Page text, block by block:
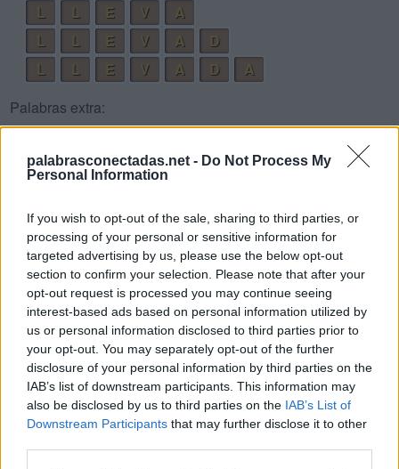
palabrasconectadas.net - Do Not Process My
Personal Information
If you wish to opt-out of the sale, sharing to third parties, or
processing of your personal or sensitive information for
targeted advertising by us, please use the below opt-out
section to confirm your selection. Please note that after your
opt-out request is processed you may continue seeing
interest-based ads based on personal information utilized by
us or personal information disclosed to third parties prior to
your opt-out. You may separately opt-out of the further
disclosure of your personal information by third parties on the
IAB’s list of downstream participants. This information may
also be disclosed by us to third parties on the IAB’s List of
Downstream Participants that may further disclose it to other
L
L E V
A
L
L E V A
D
L
L E V A D
A
Palabras extra:
D
E
L
L
E
D
A
L
A
V
E L
A
L
E A
L
L
A V
A
V
E D
A
D
A L
E
L
L A V
E